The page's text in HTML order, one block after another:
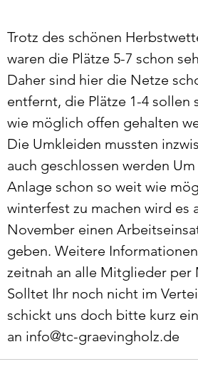
Trotz des schönen
waren die Plätze 5-7 schon
Daher sind hier die Netze
entfernt, die Plätze 1-4 sollen
wie möglich offen gehalten
Die Umkleiden mussten
auch geschlossen werden
Anlage schon so weit wie
winterfest zu machen wird es
November einen
geben. Weitere
zeitnah an alle Mitglieder per
Solltet Ihr noch nicht im
schickt uns doch bitte kurz
an info@tc-graevingholz.de